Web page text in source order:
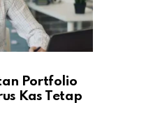
Portfolio
Kas Tetap